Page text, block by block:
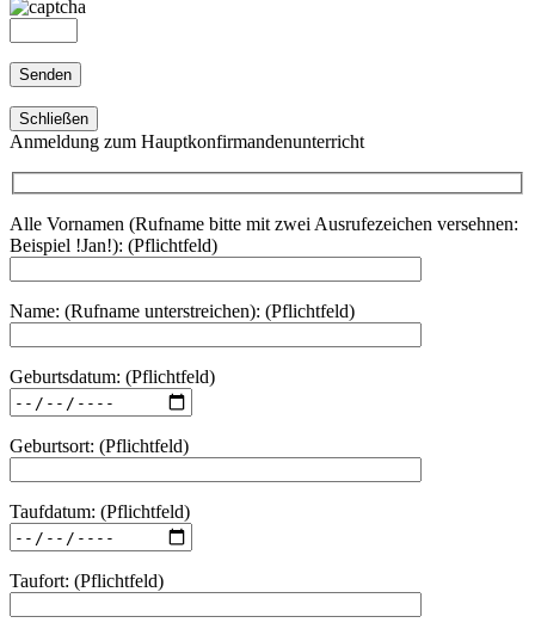
Schließen
Anmeldung zum Hauptkonfirmandenunterricht
Alle Vornamen (Rufname bitte mit zwei Ausrufezeichen versehnen:
Beispiel !Jan!): (Pflichtfeld)
Name: (Rufname unterstreichen): (Pflichtfeld)
Geburtsdatum: (Pflichtfeld)
Geburtsort: (Pflichtfeld)
Taufdatum: (Pflichtfeld)
Taufort: (Pflichtfeld)